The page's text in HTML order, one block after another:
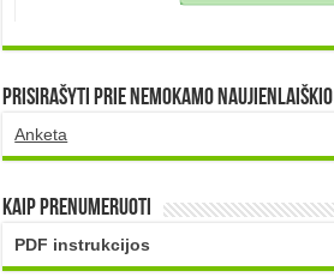
Prisirašyti prie nemokamo naujienlaiškio
Anketa
Kaip prenumeruoti
PDF instrukcijos